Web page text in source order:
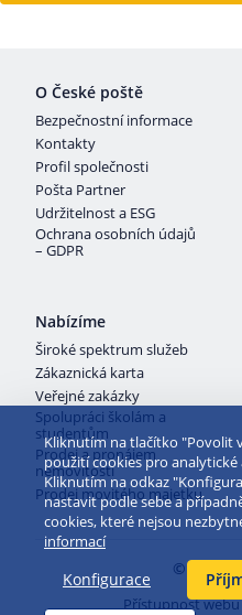
O České poště
Bezpečnostní informace
Kontakty
Profil společnosti
Pošta Partner
Udržitelnost a ESG
Ochrana osobních údajů
– GDPR
Nabízíme
Široké spektrum služeb
Zákaznická karta
Veřejné zakázky
Spolupráci školám a
studentům
Prodej a pronájem
nemovitostí
Prodej movitého majetku
© 2026
Přístupnost webu
Kliknutím na tlačítko "Povolit
použití cookies pro
Kliknutím na odkaz
nastavit podle sebe a
cookies, které nejsou
informací
Konfigurace